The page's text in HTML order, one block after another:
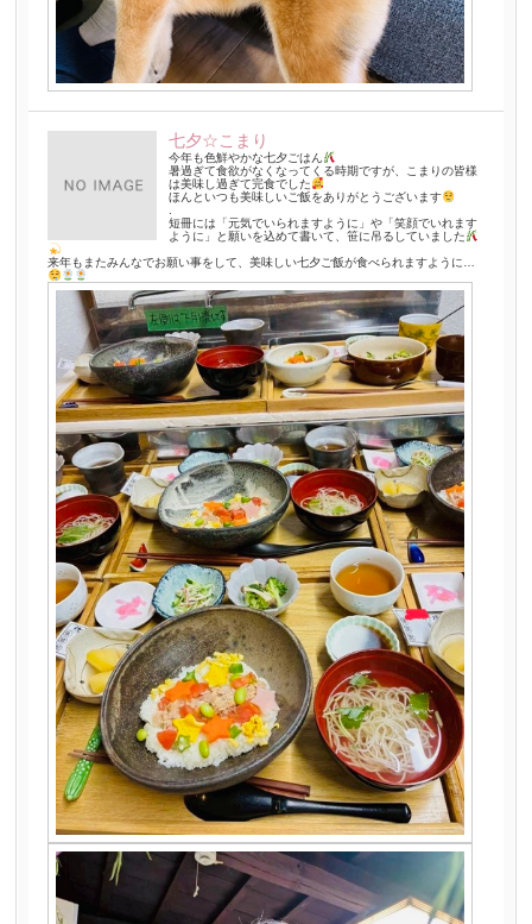
七夕☆こまり
今年も色鮮やかな七夕ごはん
暑過ぎて食欲がなくなってくる時期ですが、こまりの皆様
は美味し過ぎて完食でした
ほんといつも美味しいご飯をありがとうございます
短冊には「元気でいられますように」や「笑顔でいれます
ように」と願いを込めて書いて、笹に吊るしていました
来年もまたみんなでお願い事をして、美味しい七夕ご飯が食べられますように…